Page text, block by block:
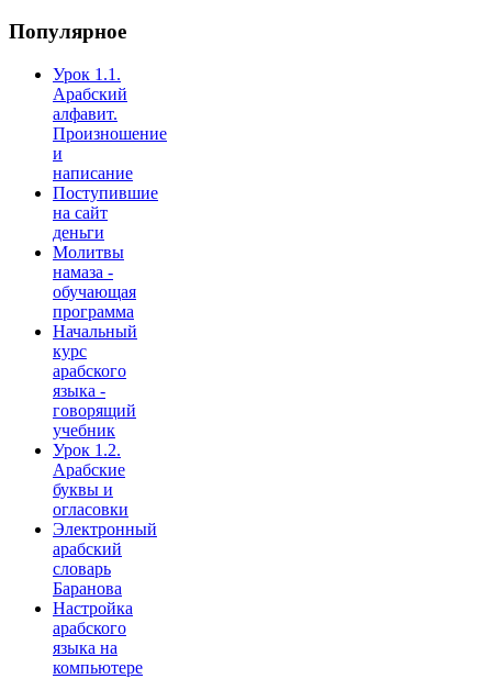
Популярное
Урок 1.1.
Арабский
алфавит.
Произношение
и
написание
Поступившие
на сайт
деньги
Молитвы
намаза -
обучающая
программа
Начальный
курс
арабского
языка -
говорящий
учебник
Урок 1.2.
Арабские
буквы и
огласовки
Электронный
арабский
словарь
Баранова
Настройка
арабского
языка на
компьютере